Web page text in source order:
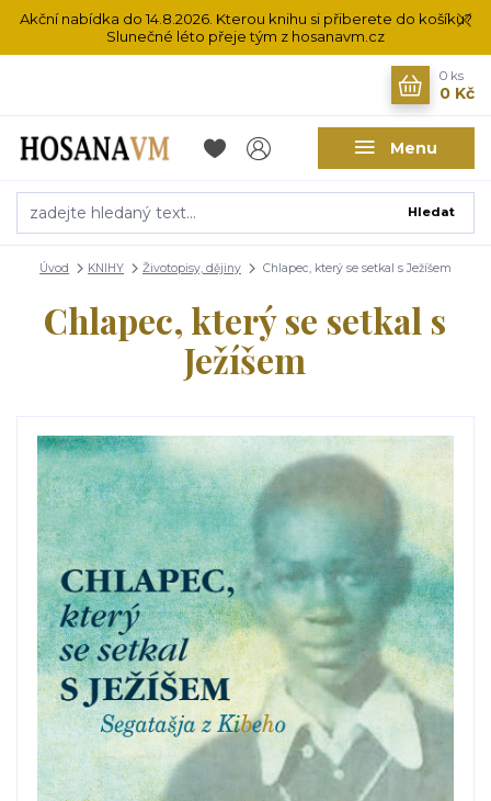
Akční nabídka do 14.8.2026. Kterou knihu si přiberete do košíku?
Slunečné léto přeje tým z hosanavm.cz
Menu
Hledat
0 ks
0 Kč
Úvod KNIHY Životopisy, dějiny Chlapec, který se setkal s Ježíšem
Chlapec, který se setkal s
Ježíšem